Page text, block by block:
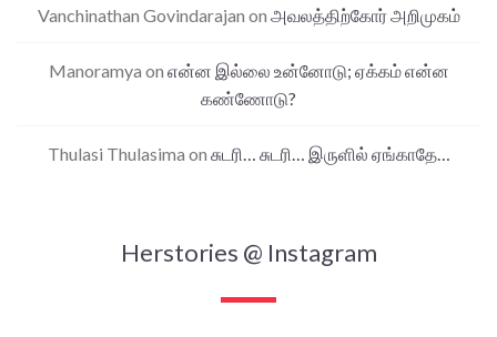
Vanchinathan Govindarajan on அவலத்திற்கோர் அறிமுகம்
Manoramya on என்ன இல்லை உன்னோடு; ஏக்கம் என்ன
கண்ணோடு?
Thulasi Thulasima on சுடரி… சுடரி… இருளில் ஏங்காதே…
Herstories @ Instagram